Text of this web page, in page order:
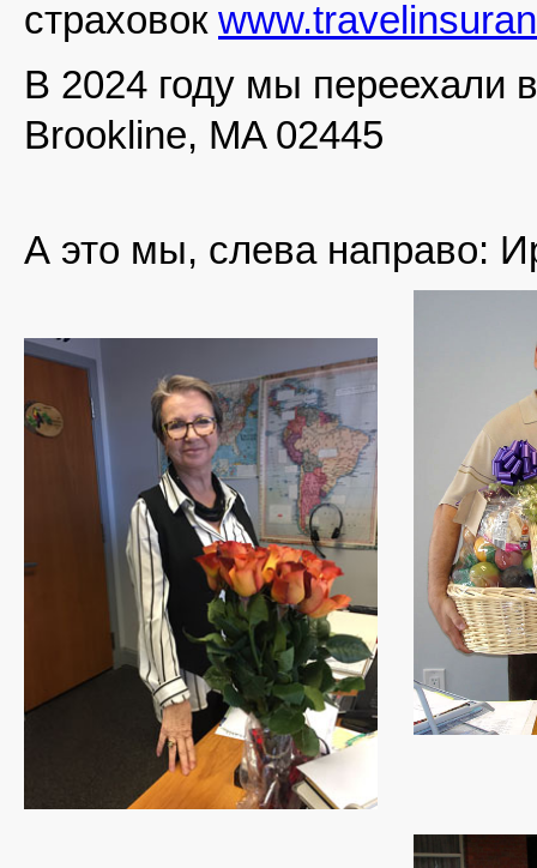
страховок
В 2024 году мы переехали
Brookline, MA 02445
А это мы, слева направо: